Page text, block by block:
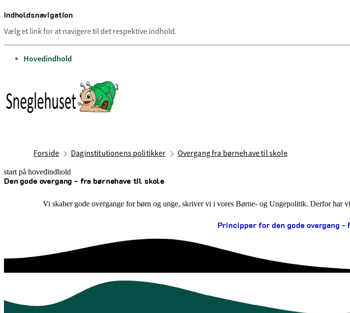
Indholdsnavigation
Vælg et link for at navigere til det respektive indhold.
gå til
Hovedindhold
Forside Daginstitutionens politikker Overgang fra børnehave til skole
start på hovedindhold
Den gode overgang - fra børnehave til skole
senest opdateret 11. juli 2025
Vi skaber gode overgange for børn og unge, skriver vi i vores Børne- og Ungepolitik. Derfor har
Principper for den gode overgang -